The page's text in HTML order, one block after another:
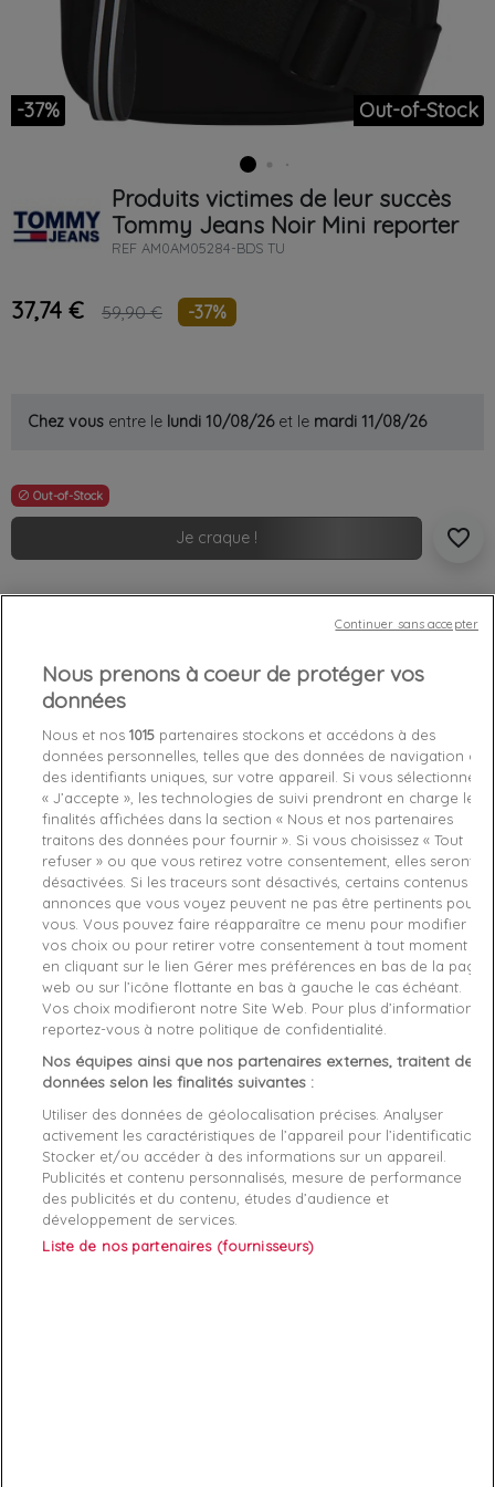
-37% Out-of-Stock
Produits victimes de leur succès
Tommy Jeans Noir Mini reporter
REF AM0AM05284-BDS TU
37,74 € 59,90 € -37%
Chez vous entre le lundi 10/08/26et le mardi 11/08/26
 Out-of-Stock
Je craque ! favorite_border
Livraison gratuite *
Caractéristiques produit
Détails du produit Fabriquant
Référence AM0AM05284-BDS TU
Fiche technique
Couleur Noir
Matière 100% Polyesther Pes
Genre Homme
Rayon Bagagerie
Démarque 37 %
Références spécifiques
EAN-13 8719859103108
Nous prenons à coeur de protéger vos
données
Nous et nos1015 partenaires stockons et accédons à des
données personnelles, telles que des données de navigation ou
des identifiants uniques, sur votre appareil. Si vous sélectionnez
« J’accepte », les technologies de suivi prendront en charge les
finalités affichées dans la section « Nous et nos partenaires
traitons des données pour fournir ». Si vous choisissez « Tout
refuser » ou que vous retirez votre consentement, elles seront
désactivées. Si les traceurs sont désactivés, certains contenus et
annonces que vous voyez peuvent ne pas être pertinents pour
vous. Vous pouvez faire réapparaître ce menu pour modifier
vos choix ou pour retirer votre consentement à tout moment
en cliquant sur le lien Gérer mes préférences en bas de la page
web ou sur l’icône flottante en bas à gauche le cas échéant.
Vos choix modifieront notre Site Web. Pour plus d’informations,
reportez-vous à notre politique de confidentialité.
Nos équipes ainsi que nos partenaires externes, traitent des
données selon les finalités suivantes :
Utiliser des données de géolocalisation précises. Analyser
activement les caractéristiques de l’appareil pour l’identification.
Stocker et/ou accéder à des informations sur un appareil.
Publicités et contenu personnalisés, mesure de performance
des publicités et du contenu, études d’audience et
développement de services.
Liste de nos partenaires (fournisseurs)
Continuer sans accepter